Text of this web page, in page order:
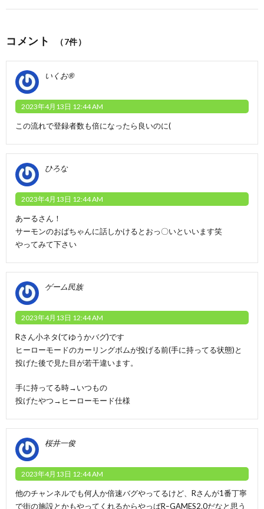
コメント （7件）
いくお®︎
2023年4月13日 12:44 AM
この流れで登録者数も倍になったら良いのに(
ひろな
2023年4月13日 12:44 AM
あーるさん！
サーモンのおばちゃんに話しかけるとおっ〇いといいます笑
やってみて下さい
ゲーム民族
2023年4月13日 12:44 AM
Rさん小ネタ(てゆうかバグ)です
ヒーローモードのカーリングボムが投げる前(手に持ってる状態)と
投げた後で見た目が若干違います。
手に持ってる時→いつもの
投げたやつ→ヒーローモード仕様
桜井一俊
2023年4月13日 12:44 AM
他のチャンネルでも何人か倍速バグやってるけど、Rさんが1番丁寧
で街の施設とかもやってくれるからやっぱRｰGAMES2.0だなと思う